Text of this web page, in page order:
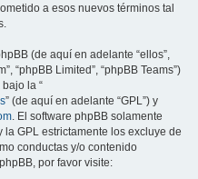
a esos nuevos términos tal
(de aquí en adelante “ellos”,
“phpBB Limited”, “phpBB Teams”)
la “
” (de aquí en adelante “GPL”) y
. El software phpBB solamente
GPL estrictamente los excluye de
conductas y/o contenido
por favor visite: